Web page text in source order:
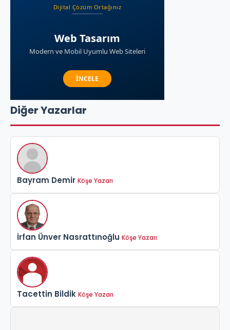
Diğer Yazarlar
Bayram Demir Köşe Yazarı
İrfan Ünver Nasrattınoğlu Köşe Yazarı
Tacettin Bildik Köşe Yazarı